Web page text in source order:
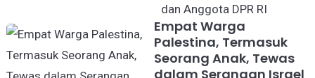
Empat Warga
Palestina, Termasuk
Seorang Anak, Tewas
dalam Serangan Israel